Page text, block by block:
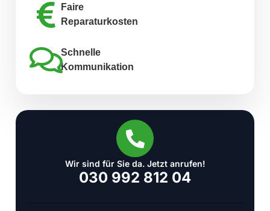
Faire
Reparaturkosten
Schnelle
Kommunikation
Wir sind für Sie da. Jetzt anrufen!
030 992 812 04